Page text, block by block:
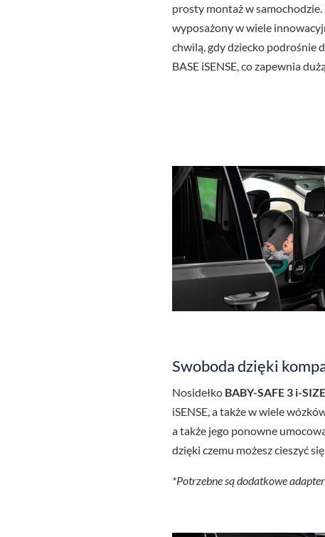
prosty montaż w samochodzie.
wyposażony w wiele
chwilą, gdy dziecko podrośnie
BASE iSENSE, co zapewnia
Swoboda dzięki
Nosidełko BABY-SAFE 3 i-SIZE
iSENSE, a także w wiele
a także jego ponowne
dzięki czemu możesz cieszyć
*Potrzebne są dodatkowe